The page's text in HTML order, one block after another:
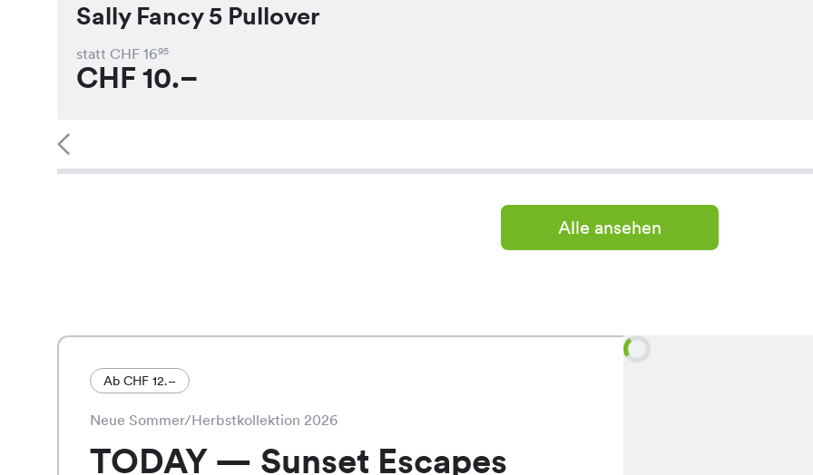
Sally Fancy 5 Pullover
statt CHF 1695
CHF 10.–
Alle ansehen
Ab CHF 12.–
Neue Sommer/Herbstkollektion 2026
TODAY — Sunset Escapes